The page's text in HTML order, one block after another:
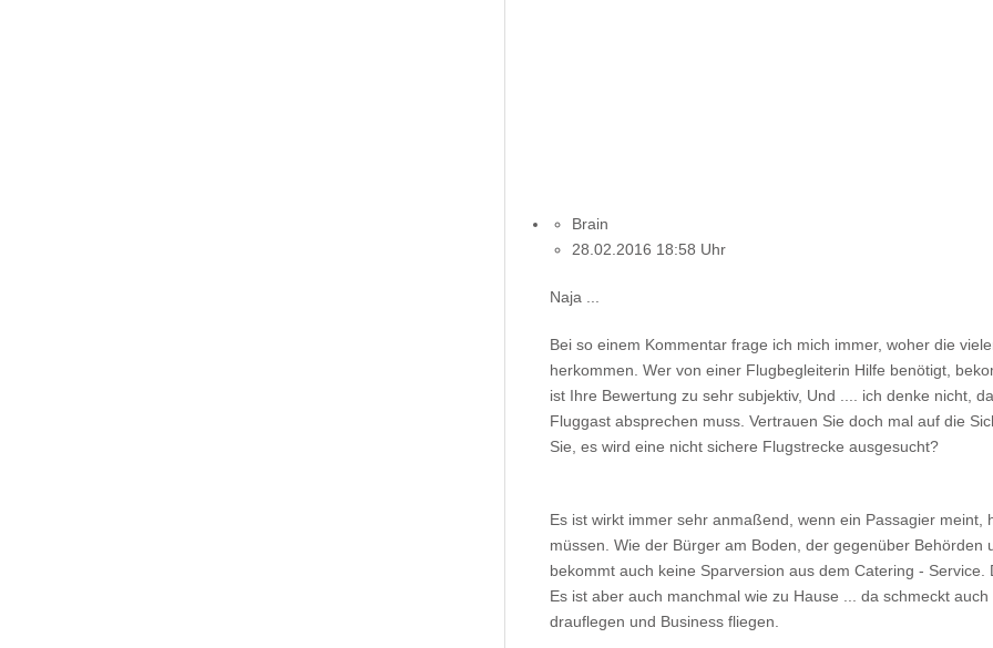
Brain
28.02.2016 18:58 Uhr
Naja ...
Bei so einem Kommentar frage ich mich immer, woher die
herkommen. Wer von einer Flugbegleiterin Hilfe benötigt,
ist Ihre Bewertung zu sehr subjektiv, Und .... ich denke nicht,
Fluggast absprechen muss. Vertrauen Sie doch mal auf die
Sie, es wird eine nicht sichere Flugstrecke ausgesucht?
Es ist wirkt immer sehr anmaßend, wenn ein Passagier meint,
müssen. Wie der Bürger am Boden, der gegenüber Behörden
bekommt auch keine Sparversion aus dem Catering - Service.
Es ist aber auch manchmal wie zu Hause ... da schmeckt
drauflegen und Business fliegen.